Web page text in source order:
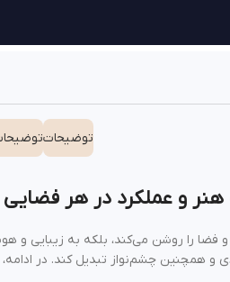
توضیحات
هنر و عملکرد در هر فضایی
و فضا را روشن می‌کند، بلکه به زیبایی
و همچنین چشم‌نواز تبدیل کند. در